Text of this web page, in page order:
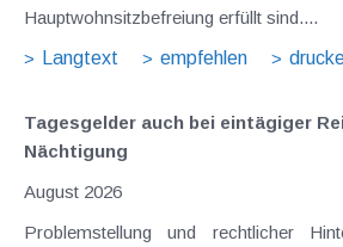
Hauptwohnsitzbefreiung erfüllt sind....
Langtext
empfehlen
Tagesgelder auch bei eintägiger
Nächtigung
August 2026
Problemstellung und rechtlicher Hintergrund